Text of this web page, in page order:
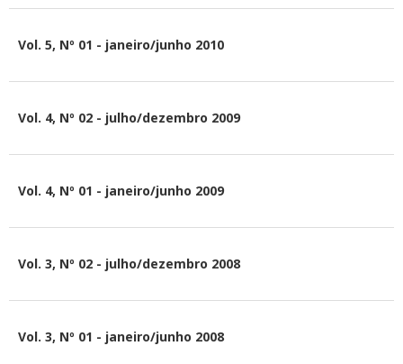
Vol. 5, Nº 01 - janeiro/junho 2010
Vol. 4, Nº 02 - julho/dezembro 2009
Vol. 4, Nº 01 - janeiro/junho 2009
Vol. 3, Nº 02 - julho/dezembro 2008
Vol. 3, Nº 01 - janeiro/junho 2008